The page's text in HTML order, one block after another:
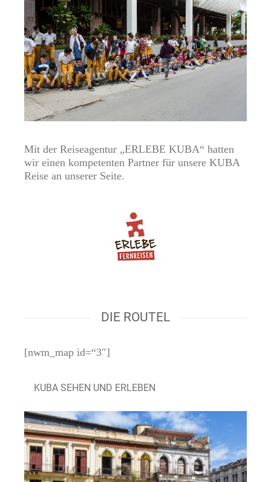
Mit der Reiseagentur „ERLEBE KUBA“ hatten
wir einen kompetenten Partner für unsere KUBA
Reise an unserer Seite.
DIE ROUTEL
[nwm_map id=“3″]
KUBA SEHEN UND ERLEBEN